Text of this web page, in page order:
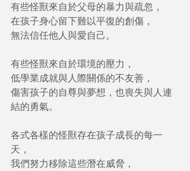
有些怪獸來自於父母的暴力與疏忽，
在孩子身心留下難以平復的創傷，
無法信任他人與愛自己。
有些怪獸來自於環境的壓力，
低學業成就與人際關係的不友善，
傷害孩子的自尊與夢想，也喪失與人連
結的勇氣。
各式各樣的怪獸存在孩子成長的每一
天，
我們努力移除這些潛在威脅，